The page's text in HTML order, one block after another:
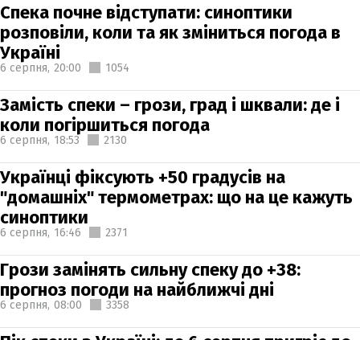
Спека почне відступати: синоптики
розповіли, коли та як зміниться погода в
Україні
6 серпня, 20:00 1054
Замість спеки – грози, град і шквали: де і
коли погіршиться погода
6 серпня, 18:53 2130
Українці фіксують +50 градусів на
"домашніх" термометрах: що на це кажуть
синоптики
6 серпня, 16:46 2371
Грози замінять сильну спеку до +38:
прогноз погоди на найближчі дні
6 серпня, 08:00 3358